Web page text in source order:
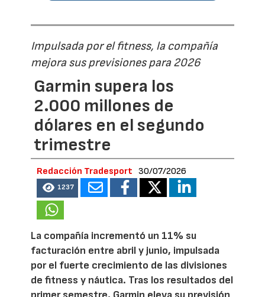
Impulsada por el fitness, la compañía
mejora sus previsiones para 2026
Garmin supera los
2.000 millones de
dólares en el segundo
trimestre
Redacción Tradesport 30/07/2026
1237
La compañía incrementó un 11% su
facturación entre abril y junio, impulsada
por el fuerte crecimiento de las divisiones
de fitness y náutica. Tras los resultados del